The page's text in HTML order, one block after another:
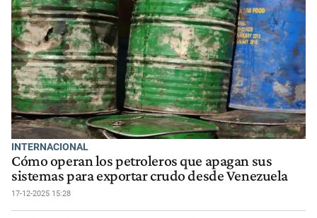
INTERNACIONAL
Cómo operan los petroleros que apagan sus
sistemas para exportar crudo desde Venezuela
17-12-2025 15:28